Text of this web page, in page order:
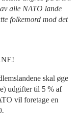
alle NATO lande
folkemord mod det
skal øge
udgifter til 5 % af
vil foretage en